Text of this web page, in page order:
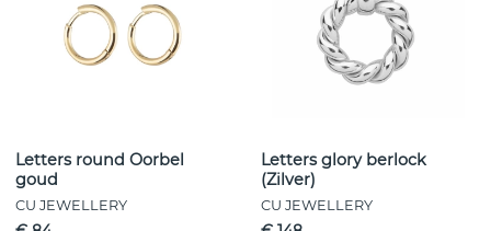
Letters round Oorbel
goud
CU JEWELLERY
Letters glory berlock
(Zilver)
CU JEWELLERY